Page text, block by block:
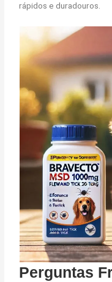
rápidos e duradouros.
Perguntas